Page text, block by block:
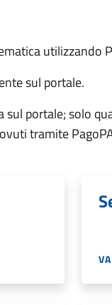
utilizzando
sul portale.
portale; solo
tramite